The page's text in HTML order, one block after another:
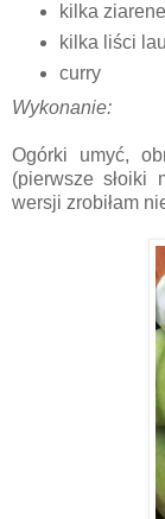
kilka
kilka liści
curry
Wykonanie:
Ogórki umyć,
(pierwsze słoiki
wersji zrobiłam